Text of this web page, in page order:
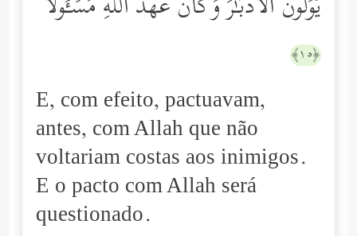
یُوَلُّونَ ٱلۡأَدۡبَـٰرَۚ وَكَانَ عَهۡدُ ٱللَّهِ مَسۡـُٔولࣰا
﴿١٥﴾
E, com efeito, pactuavam,
antes, com Allah que não
voltariam costas aos inimigos.
E o pacto com Allah será
questionado.